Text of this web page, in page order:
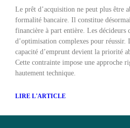
Le prêt d’acquisition ne peut plus être
formalité bancaire. Il constitue
financière à part entière. Les décideurs
d’optimisation complexes pour réussir.
capacité d’emprunt devient la priorité
Cette contrainte impose une approche
hautement technique.
LIRE L'ARTICLE